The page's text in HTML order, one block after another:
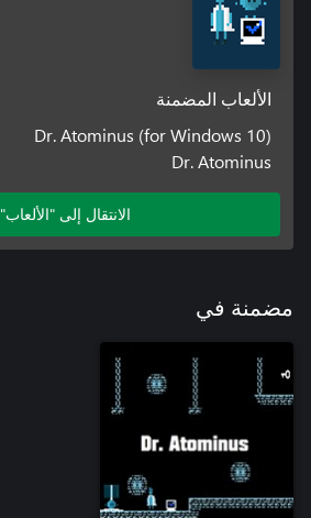
الألعاب المضمنة
Dr. Atominus (for Windows 10)
Dr. Atominus
الانتقال إلى "الألعاب"
مضمنة في